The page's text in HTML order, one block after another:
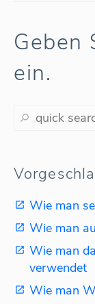
Geben
ein.
Wie man
Wie man
Wie man
verwendet
Wie man